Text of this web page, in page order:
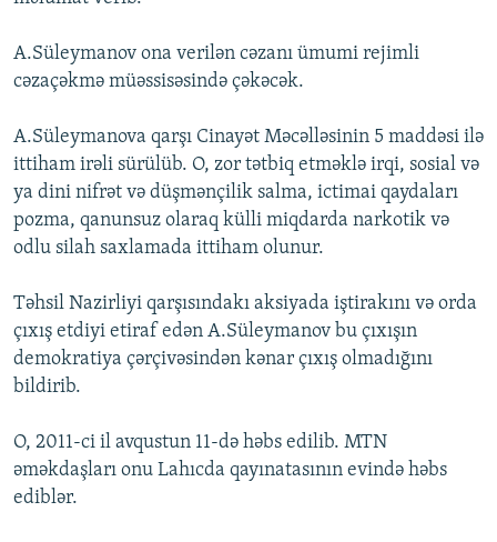
İNFOQRAFIKA
AZƏRBAYCAN ƏDƏBIYYATI KITABXANASI
İZ - MƏDƏNIYYƏT PROQRAMI
MISSIYAMIZ
MATERIALLARIMIZDAN ISTIFADƏ
AZADLIQRADIOSU MOBIL TELEFONUNUZDA
BIZIMLƏ ƏLAQƏ
BIZI IZLƏ
RFE/RL-in bütün saytları
A.Süleymanov ona verilən cəzanı ümumi rejimli
cəzaçəkmə müəssisəsində çəkəcək.
A.Süleymanova qarşı Cinayət Məcəlləsinin 5 maddəsi ilə
ittiham irəli sürülüb. O, zor tətbiq etməklə irqi, sosial və
ya dini nifrət və düşmənçilik salma, ictimai qaydaları
pozma, qanunsuz olaraq külli miqdarda narkotik və
odlu silah saxlamada ittiham olunur.
Təhsil Nazirliyi qarşısındakı aksiyada iştirakını və orda
çıxış etdiyi etiraf edən A.Süleymanov bu çıxışın
demokratiya çərçivəsindən kənar çıxış olmadığını
bildirib.
O, 2011-ci il avqustun 11-də həbs edilib. MTN
əməkdaşları onu Lahıcda qayınatasının evində həbs
ediblər.